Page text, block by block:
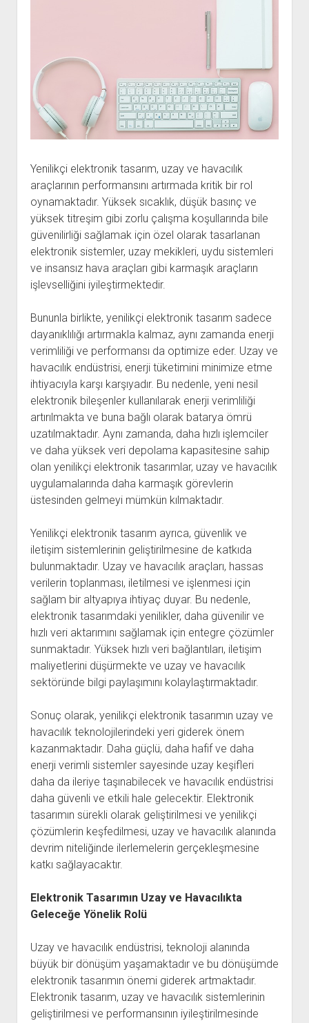
Yenilikçi elektronik tasarım, uzay ve havacılık
araçlarının performansını artırmada kritik bir rol
oynamaktadır. Yüksek sıcaklık, düşük basınç ve
yüksek titreşim gibi zorlu çalışma koşullarında bile
güvenilirliği sağlamak için özel olarak tasarlanan
elektronik sistemler, uzay mekikleri, uydu sistemleri
ve insansız hava araçları gibi karmaşık araçların
işlevselliğini iyileştirmektedir.
Bununla birlikte, yenilikçi elektronik tasarım sadece
dayanıklılığı artırmakla kalmaz, aynı zamanda enerji
verimliliği ve performansı da optimize eder. Uzay ve
havacılık endüstrisi, enerji tüketimini minimize etme
ihtiyacıyla karşı karşıyadır. Bu nedenle, yeni nesil
elektronik bileşenler kullanılarak enerji verimliliği
artırılmakta ve buna bağlı olarak batarya ömrü
uzatılmaktadır. Aynı zamanda, daha hızlı işlemciler
ve daha yüksek veri depolama kapasitesine sahip
olan yenilikçi elektronik tasarımlar, uzay ve havacılık
uygulamalarında daha karmaşık görevlerin
üstesinden gelmeyi mümkün kılmaktadır.
Yenilikçi elektronik tasarım ayrıca, güvenlik ve
iletişim sistemlerinin geliştirilmesine de katkıda
bulunmaktadır. Uzay ve havacılık araçları, hassas
verilerin toplanması, iletilmesi ve işlenmesi için
sağlam bir altyapıya ihtiyaç duyar. Bu nedenle,
elektronik tasarımdaki yenilikler, daha güvenilir ve
hızlı veri aktarımını sağlamak için entegre çözümler
sunmaktadır. Yüksek hızlı veri bağlantıları, iletişim
maliyetlerini düşürmekte ve uzay ve havacılık
sektöründe bilgi paylaşımını kolaylaştırmaktadır.
Sonuç olarak, yenilikçi elektronik tasarımın uzay ve
havacılık teknolojilerindeki yeri giderek önem
kazanmaktadır. Daha güçlü, daha hafif ve daha
enerji verimli sistemler sayesinde uzay keşifleri
daha da ileriye taşınabilecek ve havacılık endüstrisi
daha güvenli ve etkili hale gelecektir. Elektronik
tasarımın sürekli olarak geliştirilmesi ve yenilikçi
çözümlerin keşfedilmesi, uzay ve havacılık alanında
devrim niteliğinde ilerlemelerin gerçekleşmesine
katkı sağlayacaktır.
Elektronik Tasarımın Uzay ve Havacılıkta
Geleceğe Yönelik Rolü
Uzay ve havacılık endüstrisi, teknoloji alanında
büyük bir dönüşüm yaşamaktadır ve bu dönüşümde
elektronik tasarımın önemi giderek artmaktadır.
Elektronik tasarım, uzay ve havacılık sistemlerinin
geliştirilmesi ve performansının iyileştirilmesinde